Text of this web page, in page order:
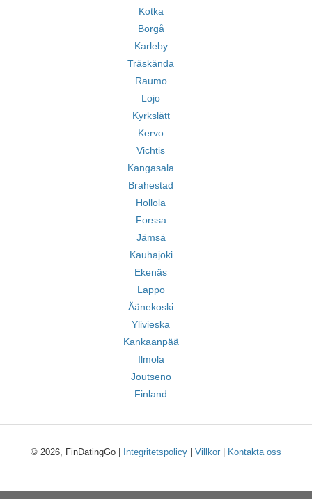
Kotka
Borgå
Karleby
Träskända
Raumo
Lojo
Kyrkslätt
Kervo
Vichtis
Kangasala
Brahestad
Hollola
Forssa
Jämsä
Kauhajoki
Ekenäs
Lappo
Äänekoski
Ylivieska
Kankaanpää
Ilmola
Joutseno
Finland
© 2026, FinDatingGo | Integritetspolicy Villkor Kontakta oss